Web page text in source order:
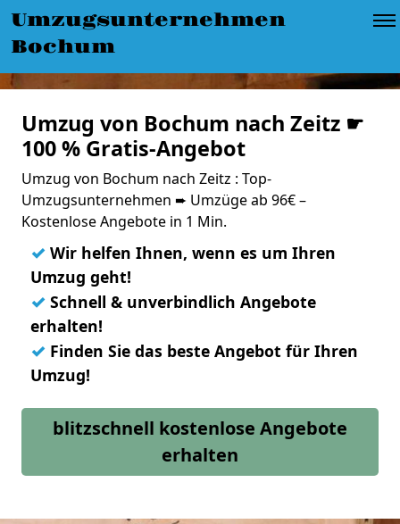
Umzugsunternehmen
Bochum
Umzug von Bochum nach Zeitz ☛
100 % Gratis-Angebot
Umzug von Bochum nach Zeitz : Top-
Umzugsunternehmen ➨ Umzüge ab 96€ –
Kostenlose Angebote in 1 Min.
✓ Wir helfen Ihnen, wenn es um Ihren
Umzug geht!
✓ Schnell & unverbindlich Angebote
erhalten!
✓ Finden Sie das beste Angebot für Ihren
Umzug!
blitzschnell kostenlose Angebote
erhalten